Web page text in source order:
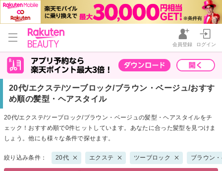
会員登録 ログイン
20代/エクステ/ツーブロック/ブラウン・ベージュ/おすす
め順の髪型・ヘアスタイル
20代/エクステ/ツーブロック/ブラウン・ベージュの髪型・ヘアスタイルをチ
ェック！おすすめ順で0件ヒットしています。あなたに合った髪型を見つけま
しょう。他にも様々な条件で探せます。
絞り込み条件： 20代 エクステ ツーブロック ブラウン